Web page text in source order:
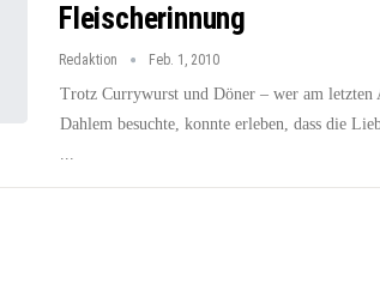
Fleischerinnung
Redaktion Feb. 1, 2010
Trotz Currywurst und Döner – wer am letzten
Dahlem besuchte, konnte erleben, dass die
...